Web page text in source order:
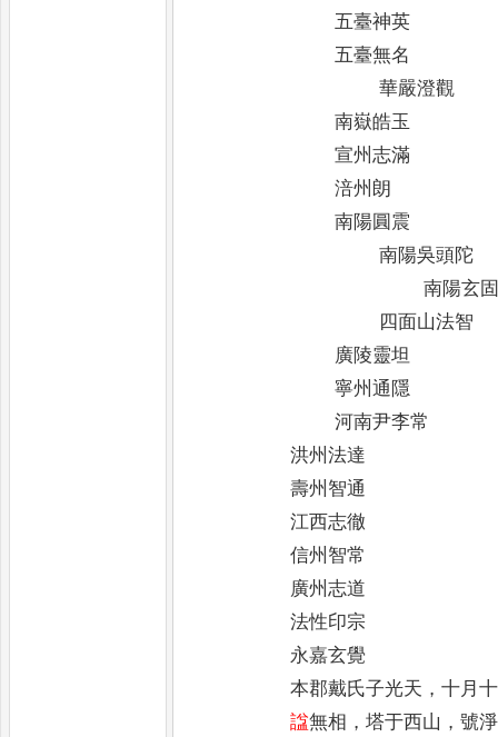
五臺神英
五臺無名
華嚴澄觀
南嶽皓玉
宣州志滿
涪州朗
南陽圓震
南陽吳頭陀
南陽玄
四面山法智
廣陵靈坦
寧州通隱
河南尹李常
洪州法達
壽州智通
江西志徹
信州智常
廣州志道
法性印宗
永嘉玄覺
本郡戴氏子光天 ，十月
諡無相 ，塔于西山 ，號